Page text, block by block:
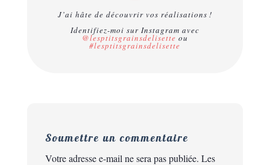
J’ai hâte de découvrir vos réalisations !
Identifiez-moi sur Instagram avec
@lesptitsgrainsdelisette ou
#lesptitsgrainsdelisette
Soumettre un commentaire
Votre adresse e-mail ne sera pas publiée. Les